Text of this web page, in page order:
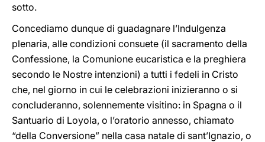
sotto.
Concediamo dunque di guadagnare l’Indulgenza
plenaria, alle condizioni consuete (il sacramento della
Confessione, la Comunione eucaristica e la preghiera
secondo le Nostre intenzioni) a tutti i fedeli in Cristo
che, nel giorno in cui le celebrazioni inizieranno o si
concluderanno, solennemente visitino: in Spagna o il
Santuario di Loyola, o l’oratorio annesso, chiamato
“della Conversione” nella casa natale di sant’Ignazio, o